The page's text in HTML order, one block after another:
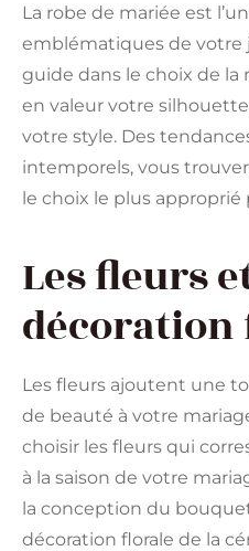
La robe de mariée est
emblématiques de votre
guide dans le choix de
en valeur votre
votre style. Des
intemporels, vous
le choix le plus approprié
Les fleurs
décoration
Les fleurs ajoutent une
de beauté à votre
choisir les fleurs qui
à la saison de votre
la conception du
décoration florale de la